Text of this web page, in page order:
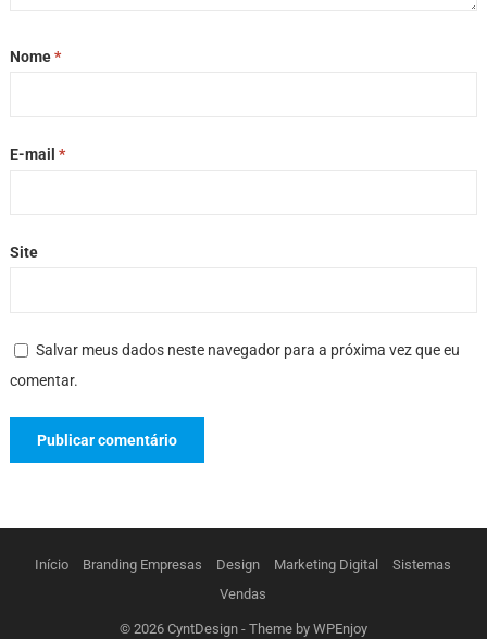
Nome*
E-mail *
Site
Salvar meus dados neste navegador para a próxima vez que eu
comentar.
Início Branding Empresas Design Marketing Digital
Sistemas
Vendas
© 2026 CyntDesign- Theme by WPEnjoy